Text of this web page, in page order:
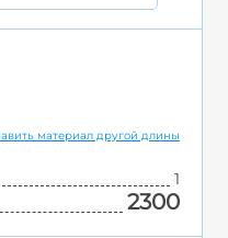
материал другой длины
1
2300